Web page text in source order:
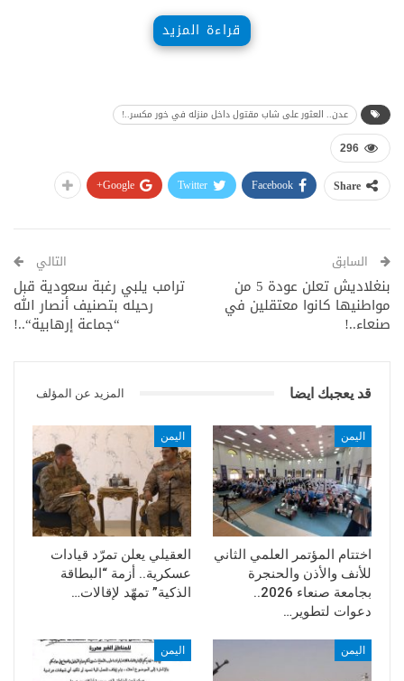
قراءة المزيد
عدن.. العثور على شاب مقتول داخل منزله في خور مكسر..!
296
Share
Facebook
Twitter
Google+
السابق
بنغلاديش تعلن عودة 5 من
مواطنيها كانوا معتقلين في
صنعاء..!
التالي
ترامب يلبي رغبة سعودية قبل
رحيله بتصنيف أنصار الله
“جماعة إرهابية“..!
قد يعجبك ايضا المزيد عن المؤلف
اليمن
اختتام المؤتمر العلمي الثاني
للأنف والأذن والحنجرة
بجامعة صنعاء 2026..
دعوات لتطوير…
اليمن
العقيلي يعلن تمرّد قيادات
عسكرية.. أزمة “البطاقة
الذكية” تمهّد لإقالات…
اليمن اليمن